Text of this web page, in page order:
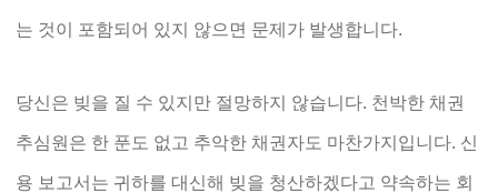
는 것이 포함되어 있지 않으면 문제가 발생합니다.
당신은 빚을 질 수 있지만 절망하지 않습니다. 천박한 채권
추심원은 한 푼도 없고 추악한 채권자도 마찬가지입니다. 신
용 보고서는 귀하를 대신해 빚을 청산하겠다고 약속하는 회